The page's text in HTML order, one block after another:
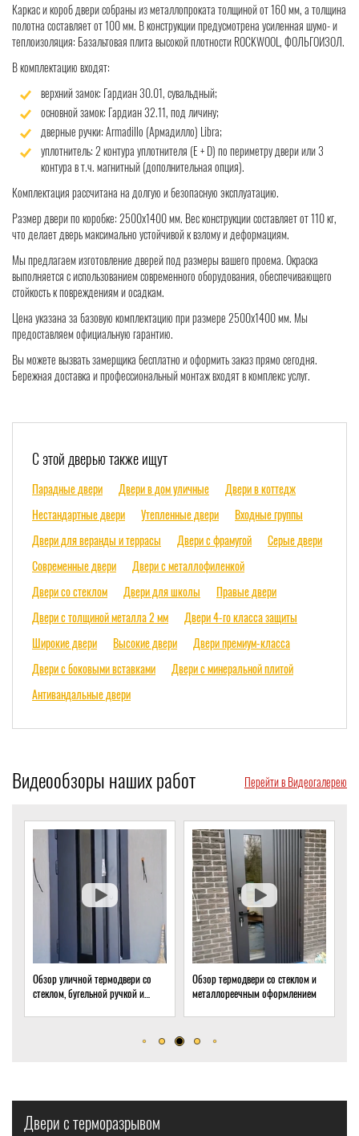
Каркас и короб двери собраны из металлопроката толщиной от 160 мм, а толщина
полотна составляет от 100 мм. В конструкции предусмотрена усиленная шумо- и
теплоизоляция: Базальтовая плита высокой плотности ROCKWOOL, ФОЛЬГОИЗОЛ.
В комплектацию входят:
верхний замок: Гардиан 30.01, сувальдный;
основной замок: Гардиан 32.11, под личину;
дверные ручки: Armadillo (Армадилло) Libra;
уплотнитель: 2 контура уплотнителя (Е + D) по периметру двери или 3
контура в т.ч. магнитный (дополнительная опция).
Комплектация рассчитана на долгую и безопасную эксплуатацию.
Размер двери по коробке: 2500х1400 мм. Вес конструкции составляет от 110 кг,
что делает дверь максимально устойчивой к взлому и деформациям.
Мы предлагаем изготовление дверей под размеры вашего проема. Окраска
выполняется с использованием современного оборудования, обеспечивающего
стойкость к повреждениям и осадкам.
Цена указана за базовую комплектацию при размере 2500х1400 мм. Мы
предоставляем официальную гарантию.
Вы можете вызвать замерщика бесплатно и оформить заказ прямо сегодня.
Бережная доставка и профессиональный монтаж входят в комплекс услуг.
С этой дверью также ищут
Парадные двери Двери в дом уличные
Двери в коттедж
Нестандартные двери
Утепленные двери
Входные группы
Двери для веранды и террасы
Двери с фрамугой
Серые двери
Современные двери
Двери с металлофиленкой
Двери со стеклом
Двери для школы
Правые двери
Двери с толщиной металла 2 мм
Двери 4-го класса защиты
Широкие двери
Высокие двери
Двери премиум-класса
Двери с боковыми вставками
Двери с минеральной плитой
Антивандальные двери
Видеообзоры наших работ Перейти в Видеогалерею
со
ручкой и
Обзор термодвери со стеклом и
металлореечным оформлением
Обзор термодвери с
стеклом для подвала
Двери с терморазрывом